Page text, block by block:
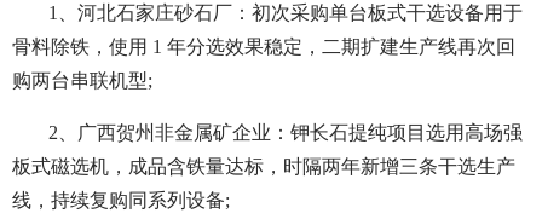
1、河北石家庄砂石厂：初次采购单台板式干选设备用于
骨料除铁，使用 1 年分选效果稳定，二期扩建生产线再次回
购两台串联机型;
2、广西贺州非金属矿企业：钾长石提纯项目选用高场强
板式磁选机，成品含铁量达标，时隔两年新增三条干选生产
线，持续复购同系列设备;